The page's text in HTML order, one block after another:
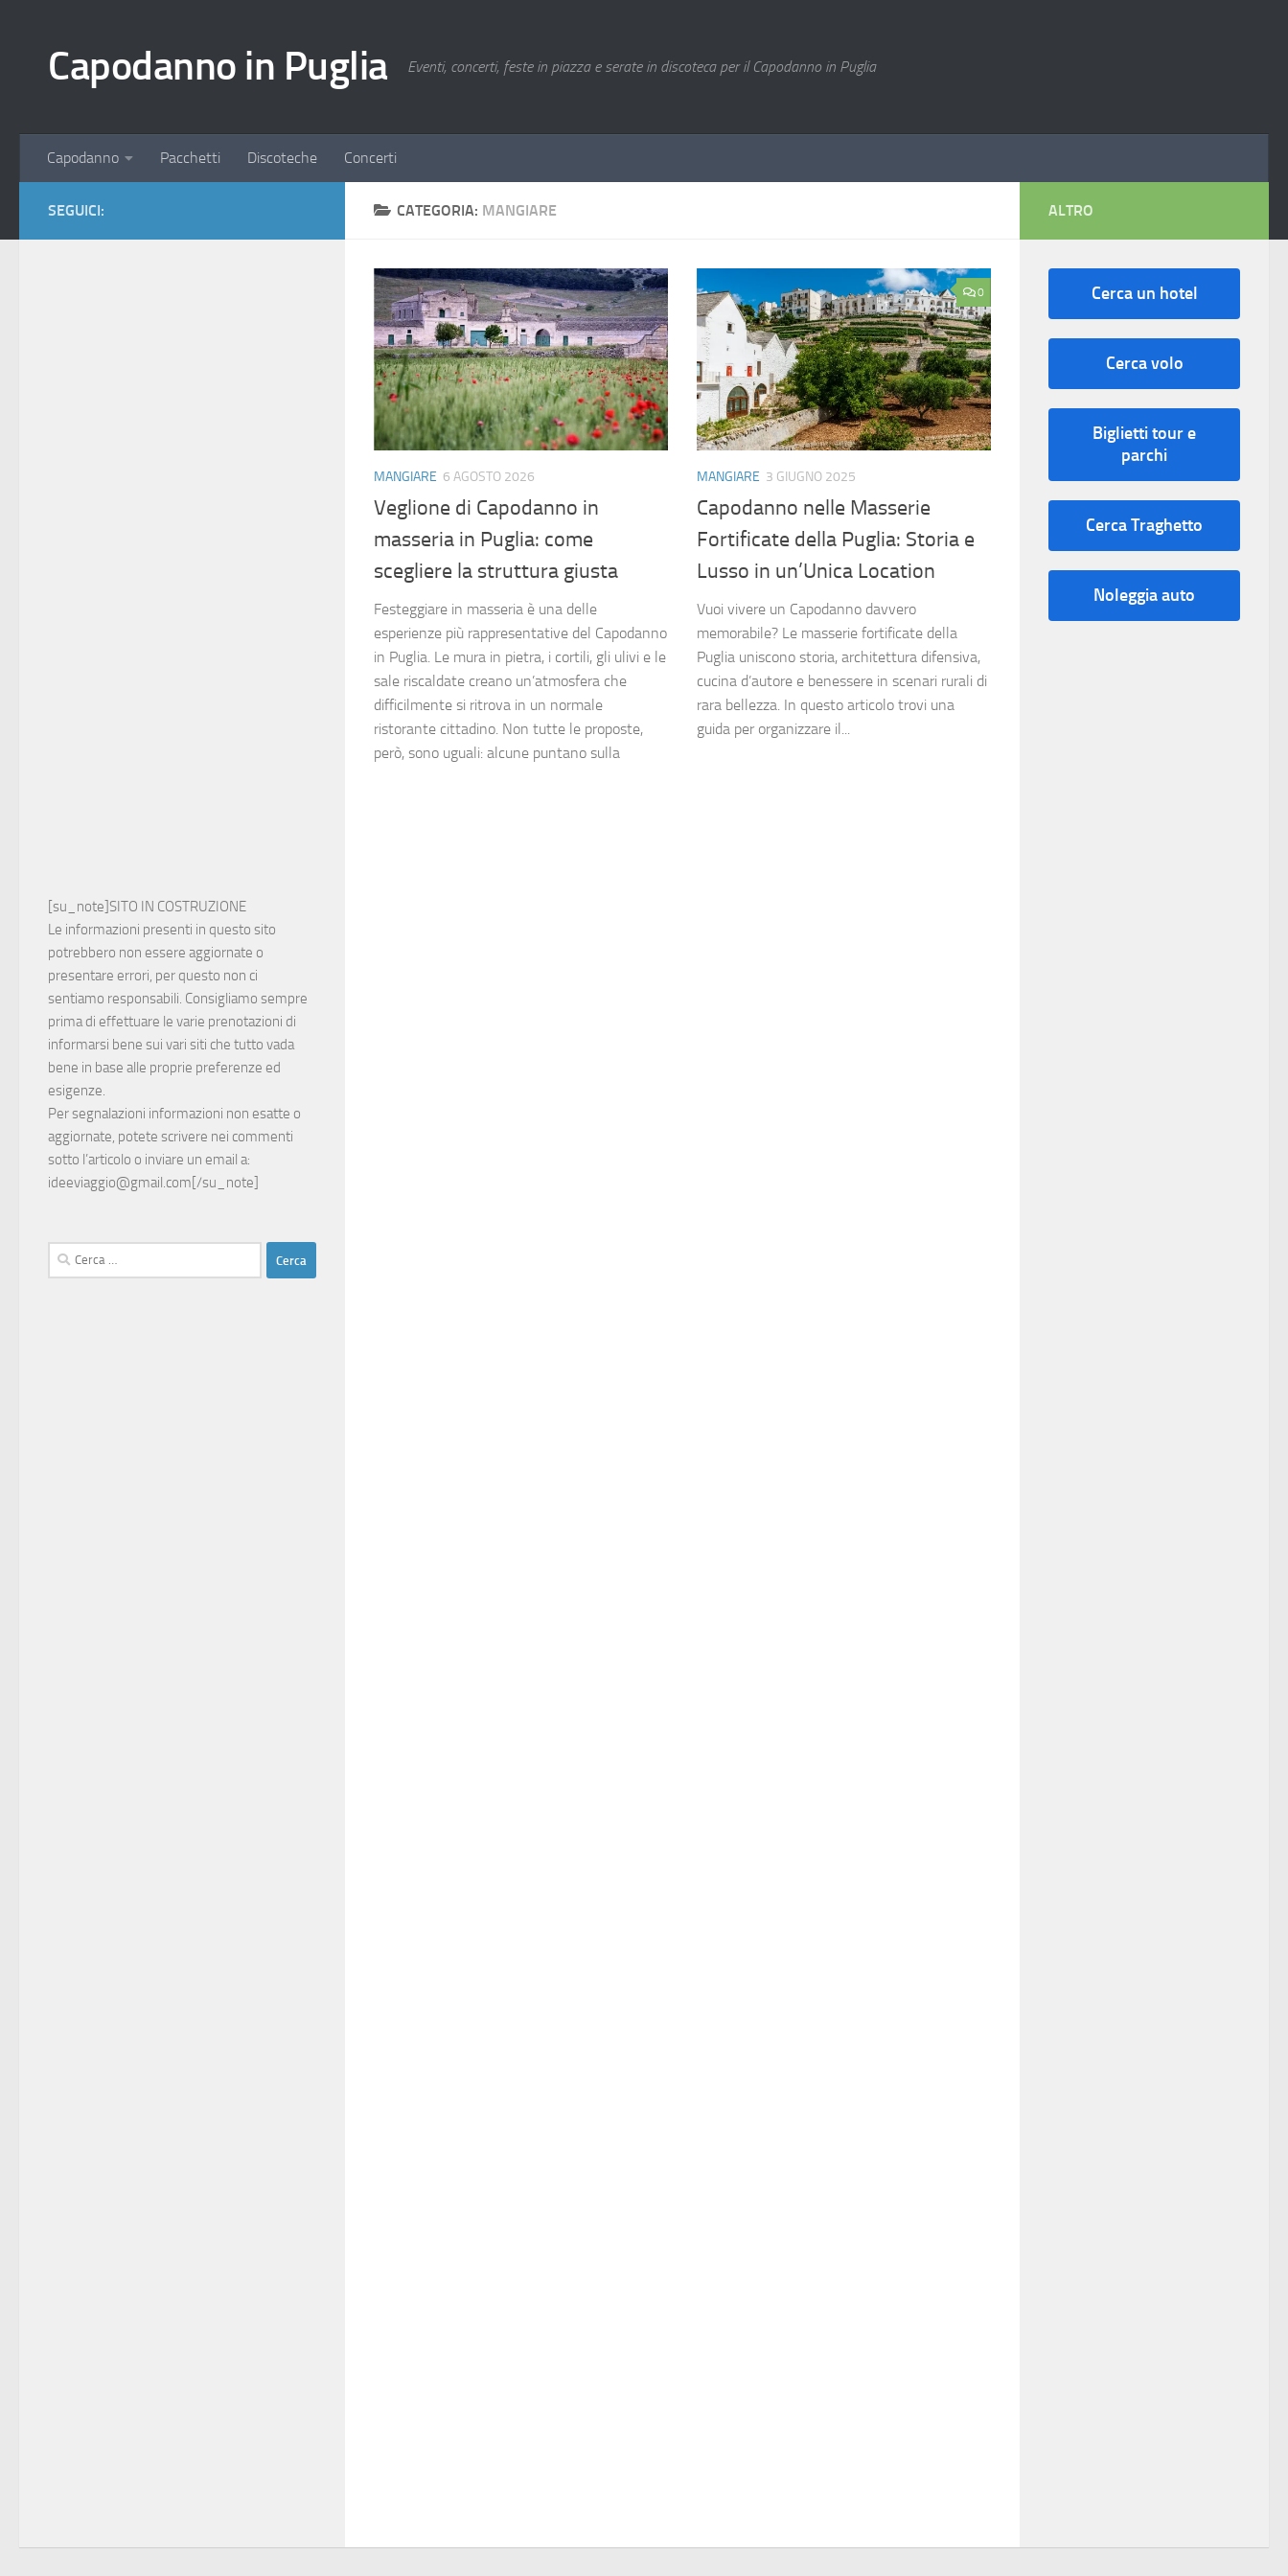
Capodanno in Puglia Eventi, concerti, feste in piazza e serate in discoteca per il Capodanno in Puglia
Capodanno Pacchetti Discoteche Concerti
CATEGORIA: MANGIARE
MANGIARE 6 AGOSTO 2026
Veglione di Capodanno in
masseria in Puglia: come
scegliere la struttura giusta
Festeggiare in masseria è una delle
esperienze più rappresentative del Capodanno
in Puglia. Le mura in pietra, i cortili, gli ulivi e le
sale riscaldate creano un’atmosfera che
difficilmente si ritrova in un normale
ristorante cittadino. Non tutte le proposte,
però, sono uguali: alcune puntano sulla
0
MANGIARE 3 GIUGNO 2025
Capodanno nelle Masserie
Fortificate della Puglia: Storia e
Lusso in un’Unica Location
Vuoi vivere un Capodanno davvero
memorabile? Le masserie fortificate della
Puglia uniscono storia, architettura difensiva,
cucina d’autore e benessere in scenari rurali di
rara bellezza. In questo articolo trovi una
guida per organizzare il...
SEGUICI:
[su_note]SITO IN COSTRUZIONE
Le informazioni presenti in questo sito
potrebbero non essere aggiornate o
presentare errori, per questo non ci
sentiamo responsabili. Consigliamo sempre
prima di effettuare le varie prenotazioni di
informarsi bene sui vari siti che tutto vada
bene in base alle proprie preferenze ed
esigenze.
Per segnalazioni informazioni non esatte o
aggiornate, potete scrivere nei commenti
sotto l’articolo o inviare un email a:
ideeviaggio@gmail.com[/su_note]
Ricerca
per:
ALTRO
Cerca un hotel
Cerca volo
Biglietti tour e
parchi
Cerca Traghetto
Noleggia auto